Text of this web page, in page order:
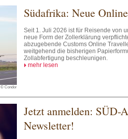
© Condor
Südafrika: Neue
Seit 1. Juli 2026 ist für Reisende von
neue Form der Zollerklärung
abzugebende Customs Online
weitgehend die bisherigen
Zollabfertigung beschleunigen.
mehr lesen
Jetzt anmelden: SÜD-
Newsletter!